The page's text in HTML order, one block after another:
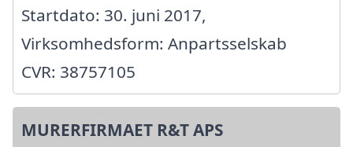
Startdato: 30. juni 2017,
Virksomhedsform: Anpartsselskab
CVR: 38757105
MURERFIRMAET R&T APS